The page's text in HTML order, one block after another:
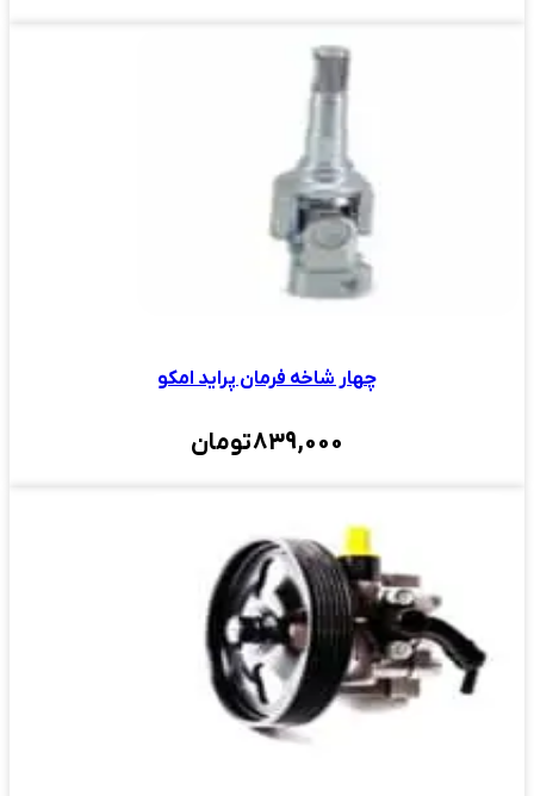
چهار شاخه فرمان پراید امکو
839,000تومان